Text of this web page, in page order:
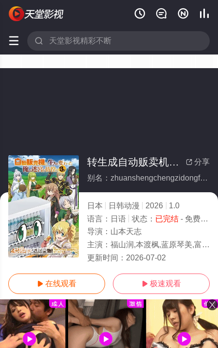
   
 
已完结/大结局
 分享
转生成自动贩卖机的我今天也在迷宫徘徊第三季(全集)
别名：zhuanshengchengzidongfanmaijidewojintianyezaimigongpaihuaidisanji
日本 日韩动漫 2026
1.0
语言： 日语 状态： 已完结- 免费在线观看
导演： 山本天志
主演： 福山润,本渡枫,蓝原琴美,富田美忧,中井和哉,茅野爱衣,宫内敦士,山下大辉,榎木淳弥,江口拓也,前田玲奈,井泽诗织,芹泽
更新时间： 2026-07-02
 在线观看  极速观看